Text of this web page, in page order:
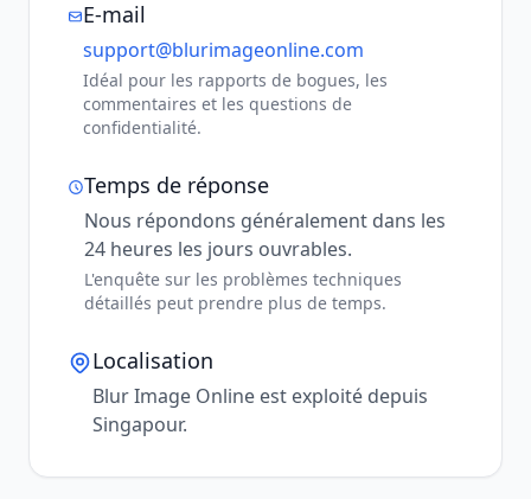
E-mail
support@blurimageonline.com
Idéal pour les rapports de bogues, les
commentaires et les questions de
confidentialité.
Temps de réponse
Nous répondons généralement dans les
24 heures les jours ouvrables.
L'enquête sur les problèmes techniques
détaillés peut prendre plus de temps.
Localisation
Blur Image Online est exploité depuis
Singapour.